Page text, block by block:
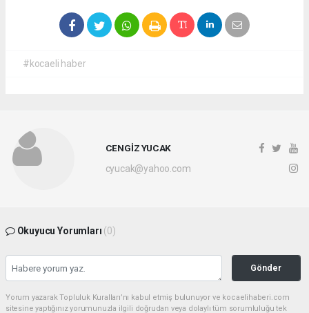
#kocaeli haber
CENGİZ YUCAK
cyucak@yahoo.com
Okuyucu Yorumları (0)
Gönder
Yorum yazarak Topluluk Kuralları’nı kabul etmiş bulunuyor ve kocaelihaberi.com
sitesine yaptığınız yorumunuzla ilgili doğrudan veya dolaylı tüm sorumluluğu tek